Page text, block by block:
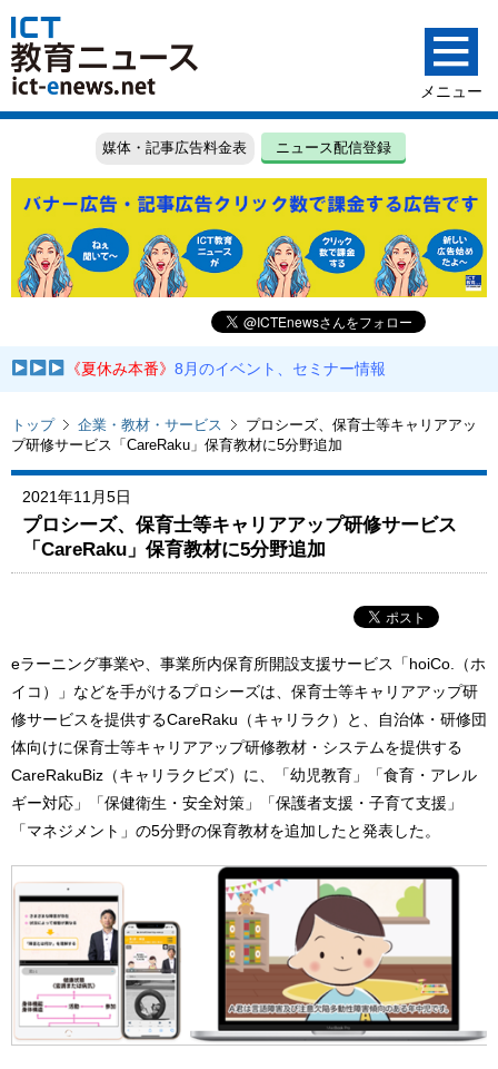
媒体・記事広告料金表 ニュース配信登録
《夏休み本番》8月のイベント、セミナー情報
トップ 企業・教材・サービス
プロシーズ、保育士等キャリアアッ
プ研修サービス「CareRaku」保育教材に5分野追加
2021年11月5日
プロシーズ、保育士等キャリアアップ研修サービス
「CareRaku」保育教材に5分野追加
eラーニング事業や、事業所内保育所開設支援サービス「hoiCo.（ホ
イコ）」などを手がけるプロシーズは、保育士等キャリアアップ研
修サービスを提供するCareRaku（キャリラク）と、自治体・研修団
体向けに保育士等キャリアアップ研修教材・システムを提供する
CareRakuBiz（キャリラクビズ）に、「幼児教育」「食育・アレル
ギー対応」「保健衛生・安全対策」「保護者支援・子育て支援」
「マネジメント」の5分野の保育教材を追加したと発表した。